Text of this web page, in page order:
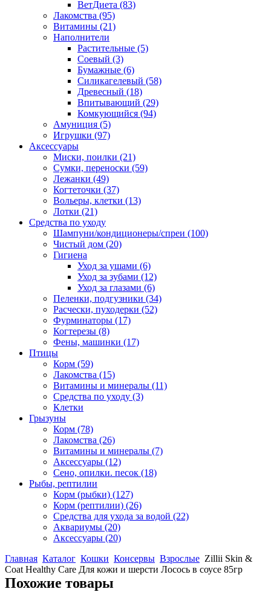
ВетДиета (83)
Лакомства (95)
Витамины (21)
Наполнители
Растительные (5)
Соевый (3)
Бумажные (6)
Силикагелевый (58)
Древесный (18)
Впитывающий (29)
Комкующийся (94)
Амуниция (5)
Игрушки (97)
Аксессуары
Миски, поилки (21)
Сумки, переноски (59)
Лежанки (49)
Когтеточки (37)
Вольеры, клетки (13)
Лотки (21)
Средства по уходу
Шампуни/кондиционеры/спреи (100)
Чистый дом (20)
Гигиена
Уход за ушами (6)
Уход за зубами (12)
Уход за глазами (6)
Пеленки, подгузники (34)
Расчески, пуходерки (52)
Фурминаторы (17)
Когтерезы (8)
Фены, машинки (17)
Птицы
Корм (59)
Лакомства (15)
Витамины и минералы (11)
Средства по уходу (3)
Клетки
Грызуны
Корм (78)
Лакомства (26)
Витамины и минералы (7)
Аксессуары (12)
Сено, опилки. песок (18)
Рыбы, рептилии
Корм (рыбки) (127)
Корм (рептилии) (26)
Средства для ухода за водой (22)
Аквариумы (20)
Аксессуары (20)
Главная Каталог Кошки Консервы Взрослые Zillii Skin &
Coat Healthy Care Для кожи и шерсти Лосось в соусе 85гр
Похожие товары